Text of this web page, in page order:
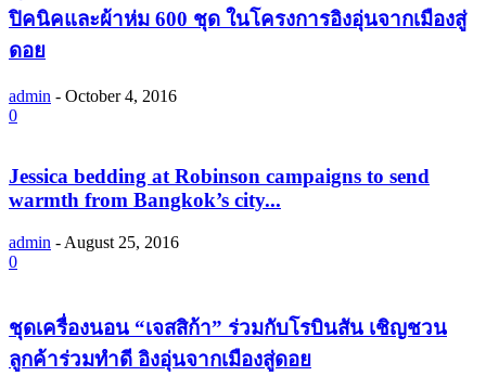
ปิคนิคและผ้าห่ม 600 ชุด ในโครงการอิงอุ่นจากเมืองสู่
ดอย
admin - October 4, 2016
0
Jessica bedding at Robinson campaigns to send
warmth from Bangkok’s city...
admin - August 25, 2016
0
ชุดเครื่องนอน “เจสสิก้า” ร่วมกับโรบินสัน เชิญชวน
ลูกค้าร่วมทำดี อิงอุ่นจากเมืองสู่ดอย